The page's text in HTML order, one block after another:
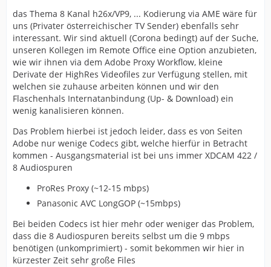
das Thema 8 Kanal h26x/VP9, ... Kodierung via AME wäre für
uns (Privater österreichischer TV Sender) ebenfalls sehr
interessant. Wir sind aktuell (Corona bedingt) auf der Suche,
unseren Kollegen im Remote Office eine Option anzubieten,
wie wir ihnen via dem Adobe Proxy Workflow, kleine
Derivate der HighRes Videofiles zur Verfügung stellen, mit
welchen sie zuhause arbeiten können und wir den
Flaschenhals Internatanbindung (Up- & Download) ein
wenig kanalisieren können.
Das Problem hierbei ist jedoch leider, dass es von Seiten
Adobe nur wenige Codecs gibt, welche hierfür in Betracht
kommen - Ausgangsmaterial ist bei uns immer XDCAM 422 /
8 Audiospuren
ProRes Proxy (~12-15 mbps)
Panasonic AVC LongGOP (~15mbps)
Bei beiden Codecs ist hier mehr oder weniger das Problem,
dass die 8 Audiospuren bereits selbst um die 9 mbps
benötigen (unkomprimiert) - somit bekommen wir hier in
kürzester Zeit sehr große Files